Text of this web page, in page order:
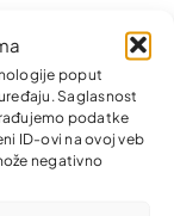
poput
Saglasnost
podatke
ID-ovi na ovoj veb
negativno